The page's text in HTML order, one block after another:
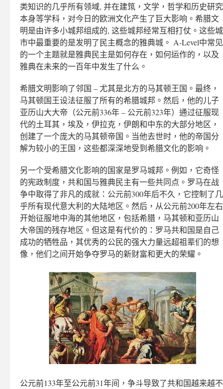
类知识的几乎所有领域, 并在建筑，文学，哲学和历史研究
本身等学科，对今日的欧洲文化产生了巨大影响。希腊文
明是由许多小城邦组成的, 这些城邦经常互相打仗。这些城
市中最重要的是发明了民主概念的雅典城。 A-Level中常见
的一个主题就是雅典民主是如何存在，如何运作的，以及
雅典在未来的一百年中发生了什么。
希腊文明影响了邻国 – 尤其是北方的马其顿王国。最终，
马其顿国王设法征服了所有的希腊城邦。然后，他的儿子
亚历山大大帝（公元前336年 – 公元前323年）通过征服现
代的土耳其，埃及，伊拉克，伊朗和中东的大部分地区，
创建了一个庞大的马其顿帝国。当他去世时，他的帝国分
解为较小的王国，这些都深深地受到希腊文化的影响。
另一个受希腊文化影响的国家是罗马城邦。例如，它奇怪
的宪政制度，共和国与雅典民主有一些共同点。罗马在战
争中取得了非凡的成就：公元前300年后不久，它控制了几
乎所有现代意大利的大陆地区。然后，从公元前200年左右
开始征服地中海的其他地区，包括希腊，马其顿和亚历山
大帝国的残存地区。但这是有代价的：罗马共和国是自己
成功的牺牲品，其优秀的公民的强大力量远超祖辈们的想
像，他们之间开始争夺罗马的新财富和更大的荣耀。
公元前133年至公元前31年间，争斗导致了共和国越来越不